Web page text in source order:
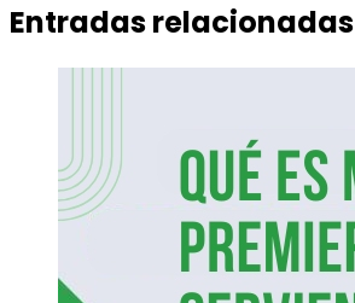
Entradas relacionadas